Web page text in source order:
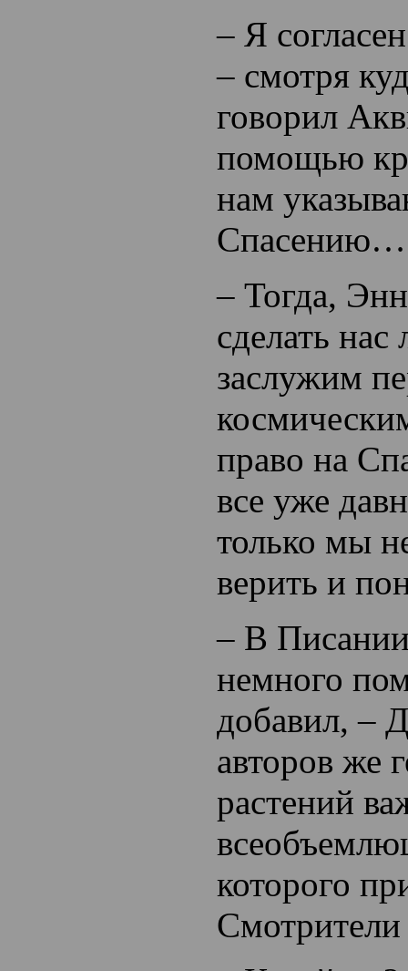
– Я
– смотря
говорил
помощью
нам
Спасению…
– Тогда,
сделать
заслужим
право на
все уже
только мы
верить и
– В Писании
немного
добавил, –
авторов же
растений
которого